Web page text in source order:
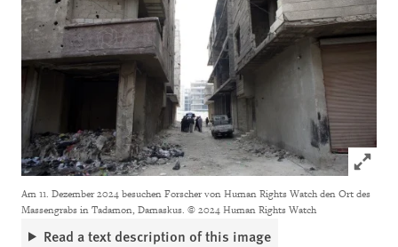
Click to
Am 11. Dezember 2024 besuchen Forscher von Human Rights Watch den Ort des
Massengrabs in Tadamon, Damaskus. © 2024 Human Rights Watch
Read a text description of this image